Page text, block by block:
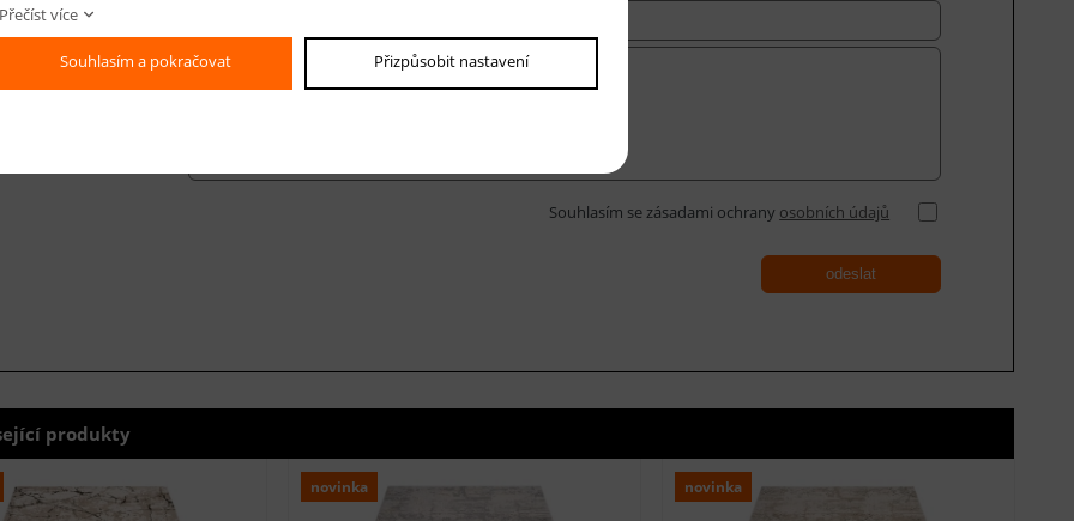
E-mail *
Souhlasím se zásadami ochrany osobních údajů
odeslat
produkty
novinka novinka
Přečíst více
Souhlasím a pokračovat Přizpůsobit nastavení